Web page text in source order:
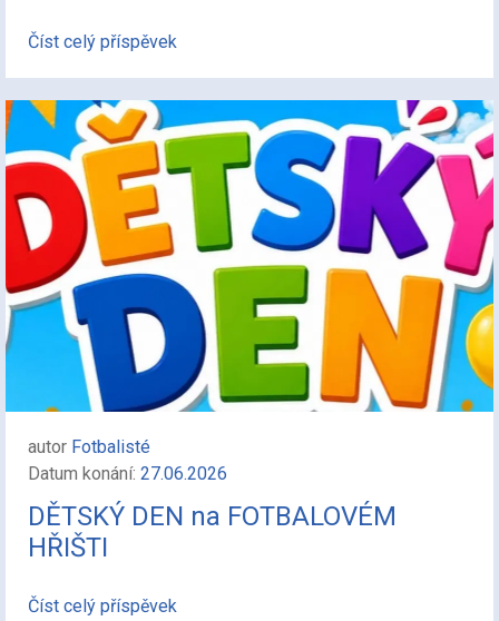
Číst celý příspěvek
autor Fotbalisté
Datum konání: 27.06.2026
DĚTSKÝ DEN na FOTBALOVÉM
HŘIŠTI
Číst celý příspěvek